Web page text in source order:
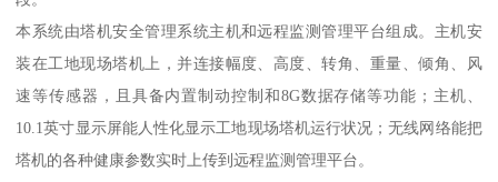
本系统由塔机安全管理系统主机和远程监测管理平台组成。主机安
装在工地现场塔机上，并连接幅度、高度、转角、重量、倾角、风
速等传感器，且具备内置制动控制和8G数据存储等功能；主机、
10.1英寸显示屏能人性化显示工地现场塔机运行状况；无线网络能把
塔机的各种健康参数实时上传到远程监测管理平台。